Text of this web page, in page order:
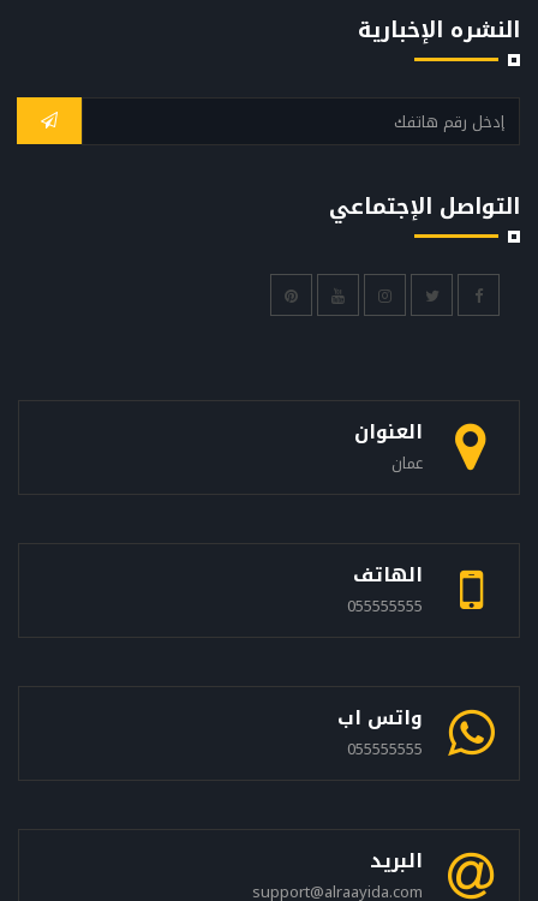
النشره الإخبارية
التواصل الإجتماعي
العنوان
عمان
الهاتف
055555555
واتس اب
055555555
البريد
support@alraayida.com